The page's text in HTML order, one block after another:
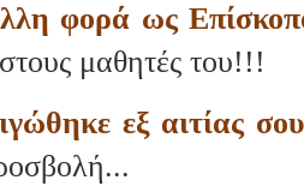
φορά ως
μαθητές του!!!
εξ αιτίας σου